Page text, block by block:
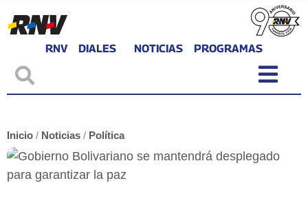
RNV DIALES NOTICIAS PROGRAMAS
Inicio / Noticias / Política